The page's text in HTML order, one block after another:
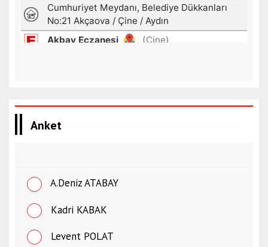
Anket
A.Deniz ATABAY
Kadri KABAK
Levent POLAT